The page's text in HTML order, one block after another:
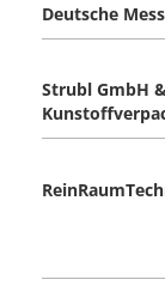
Deutsche
Strubl GmbH